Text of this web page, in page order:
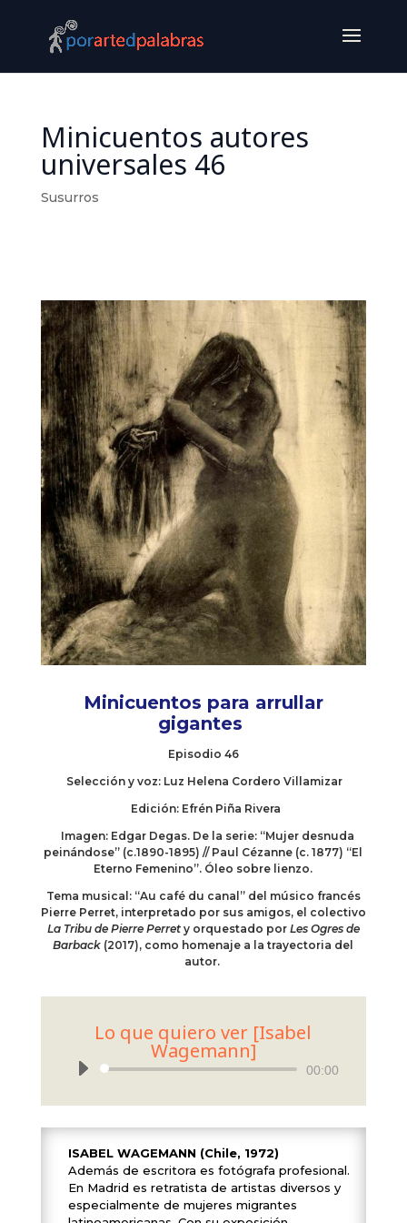
Minicuentos autores
universales 46
Susurros
Minicuentos para arrullar
gigantes
Episodio 46
Selección y voz: Luz Helena Cordero Villamizar
Edición: Efrén Piña Rivera
Imagen: Edgar Degas. De la serie: “Mujer desnuda
peinándose” (c.1890-1895) // Paul Cézanne (c. 1877) “El
Eterno Femenino”. Óleo sobre lienzo.
Tema musical: “Au café du canal” del músico francés
Pierre Perret, interpretado por sus amigos, el colectivo
La Tribu de Pierre Perrety orquestado por Les Ogres de
Barback (2017), como homenaje a la trayectoria del
autor.
Lo que quiero ver [Isabel
Wagemann]
Reproductor
audio
00:00
ISABEL WAGEMANN (Chile, 1972)
Además de escritora es fotógrafa profesional.
En Madrid es retratista de artistas diversos y
especialmente de mujeres migrantes